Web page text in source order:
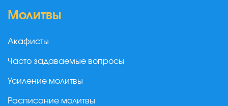
Молитвы
Акафисты
Часто задаваемые вопросы
Усиление молитвы
Расписание молитвы